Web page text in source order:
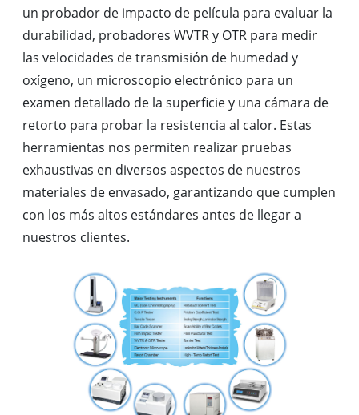
un probador de impacto de película para evaluar la
durabilidad, probadores WVTR y OTR para medir
las velocidades de transmisión de humedad y
oxígeno, un microscopio electrónico para un
examen detallado de la superficie y una cámara de
retorto para probar la resistencia al calor. Estas
herramientas nos permiten realizar pruebas
exhaustivas en diversos aspectos de nuestros
materiales de envasado, garantizando que cumplen
con los más altos estándares antes de llegar a
nuestros clientes.